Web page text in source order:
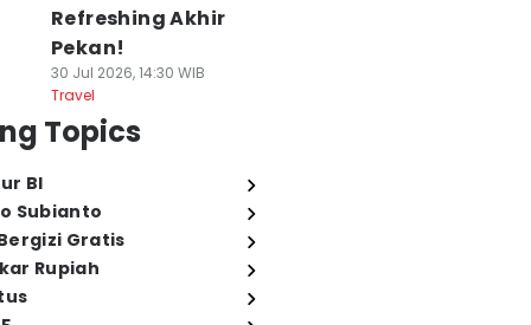
Refreshing Akhir
Pekan!
30 Jul 2026, 14:30 WIB
Travel
Topics
BI
Subianto
Gratis
Rupiah